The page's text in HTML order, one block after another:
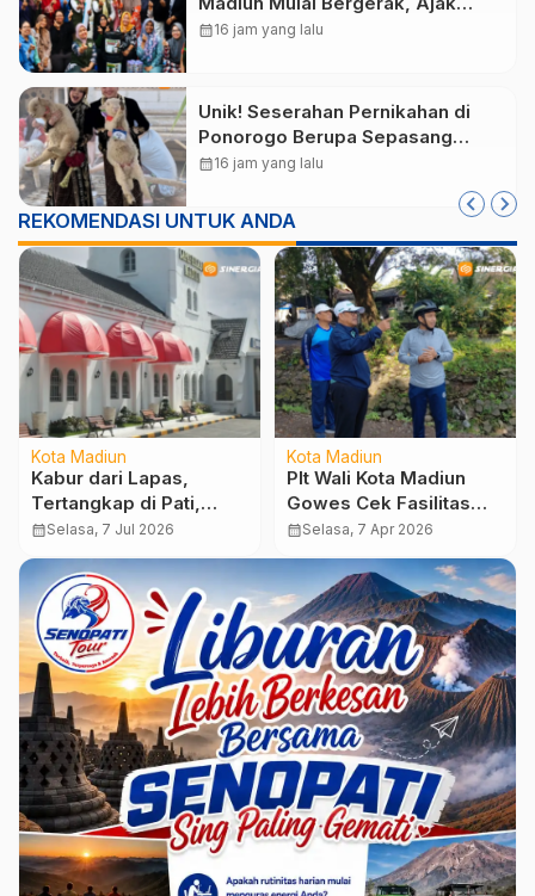
Warga Pilah Sampah dari Rumah
calendar_month16 jam yang lalu
Unik! Seserahan Pernikahan di
Ponorogo Berupa Sepasang
Domba Merino
calendar_month16 jam yang lalu
REKOMENDASI UNTUK ANDA
Kota Madiun
Kabur dari Lapas,
Tertangkap di Pati,
Akhir Pelarian Napi
Madiun
calendar_monthSelasa, 7 Jul 2026
Kota Madiun
Plt Wali Kota Madiun
Gowes Cek Fasilitas
Umum, Pastikan
Kebersihan hingga
Kondisi Infrastruktur
calendar_monthSelasa, 7 Apr 2026